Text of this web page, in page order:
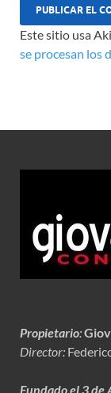
Este sitio usa
se procesan los
Propietario:
Director:
Fundado el 3 de